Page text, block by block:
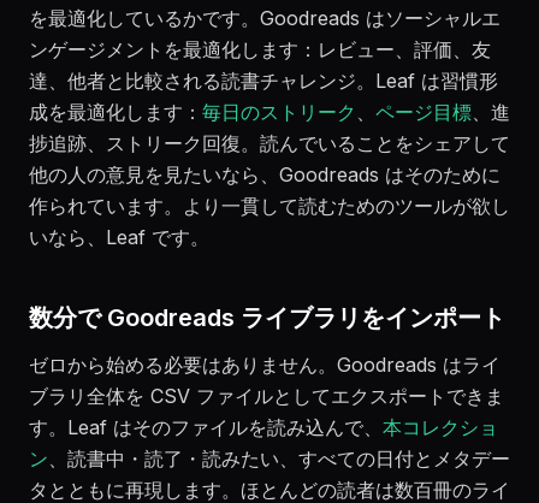
を最適化しているかです。Goodreads はソーシャルエ
ンゲージメントを最適化します：レビュー、評価、友
達、他者と比較される読書チャレンジ。Leaf は習慣形
成を最適化します： 毎日のストリーク ページ目標 、進
捗追跡、ストリーク回復。読んでいることをシェアして
他の人の意見を見たいなら、Goodreads はそのために
作られています。より一貫して読むためのツールが欲し
いなら、Leaf です。
数分で Goodreads ライブラリをインポート
ゼロから始める必要はありません。Goodreads はライ
ブラリ全体を CSV ファイルとしてエクスポートできま
す。Leaf はそのファイルを読み込んで、 本コレクショ
ン 、読書中・読了・読みたい、すべての日付とメタデー
タとともに再現します。ほとんどの読者は数百冊のライ